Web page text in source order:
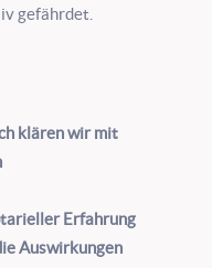
gefährdet.
klären wir mit
Erfahrung
Auswirkungen